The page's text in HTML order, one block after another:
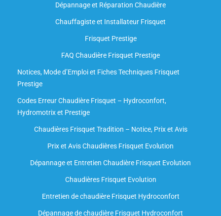
Dépannage et Réparation Chaudière
Chauffagiste et Installateur Frisquet
Frisquet Prestige
FAQ Chaudière Frisquet Prestige
Notices, Mode d’Emploi et Fiches Techniques Frisquet
Prestige
Codes Erreur Chaudière Frisquet – Hydroconfort,
Hydromotrix et Prestige
Chaudières Frisquet Tradition – Notice, Prix et Avis
Prix et Avis Chaudières Frisquet Evolution
Dépannage et Entretien Chaudière Frisquet Evolution​
Chaudières Frisquet Evolution
Entretien de chaudière Frisquet Hydroconfort
Dépannage de chaudière Frisquet Hydroconfort